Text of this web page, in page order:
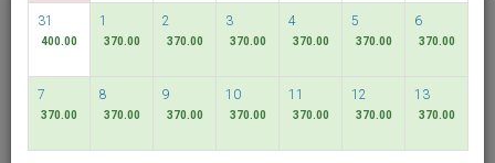
RELC International
Singapore
Bahasa Indonesia SGD
31
400.00
1
370.00
2
370.00
3
370.00
4
370.00
5
370.00
6
370.00
7
370.00
8
370.00
9
370.00
10
370.00
11
370.00
12
370.00
13
370.00